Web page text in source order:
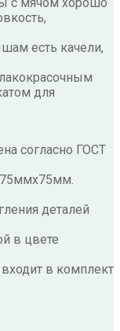
есть качели,
для
согласно ГОСТ
75ммх75мм.
деталей
в цвете
в комплект